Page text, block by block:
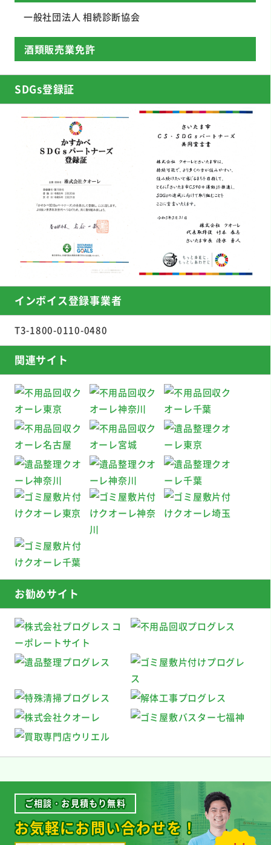
一般社団法人 相続診断協会
酒類販売業免許
SDGs登録証
インボイス登録事業者
T3-1800-0110-0480
関連サイト
お勧めサイト
ご相談・お見積もり無料
お気軽にお問い合わせを！